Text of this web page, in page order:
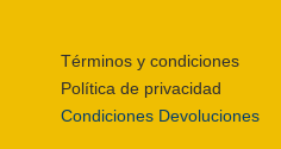
Términos y condiciones
Política de privacidad
Condiciones Devoluciones